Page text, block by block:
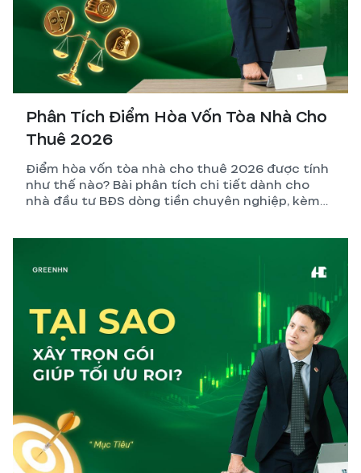
Phân Tích Điểm Hòa Vốn Tòa Nhà Cho
Thuê 2026
Điểm hòa vốn tòa nhà cho thuê 2026 được tính
như thế nào? Bài phân tích chi tiết dành cho
nhà đầu tư BĐS dòng tiền chuyên nghiệp, kèm